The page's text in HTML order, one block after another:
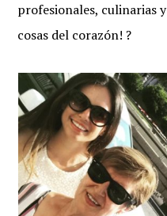
profesionales, culinarias
cosas del corazón! ?